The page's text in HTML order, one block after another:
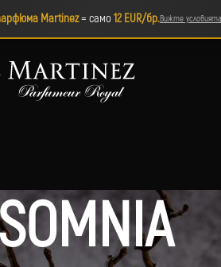
Martinez= само 12 EUR/бр.Вижте условията